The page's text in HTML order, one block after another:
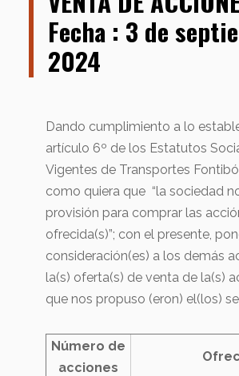
Fecha : 3 de
2024
Dando cumplimiento a lo
artículo 6º de los Estatutos
Vigentes de Transportes
como quiera que “la sociedad
provisión para comprar las
ofrecida(s)”; con el presente,
consideración(es) a los demás
la(s) oferta(s) de venta de la(s)
que nos propuso (eron) el(los)
Número de
acciones